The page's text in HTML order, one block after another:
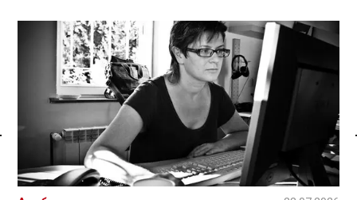
Спасылка без VPN